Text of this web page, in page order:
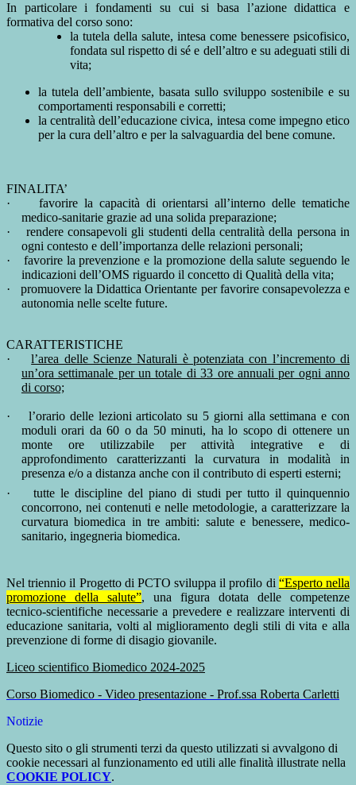
In particolare ifondamenti su cui si basa l’azione didattica e
formativa del corso sono:
la tutela della salute, intesa come benessere psicofisico,
fondata sul rispetto di sé e dell’altro e su adeguati stili di
vita;
la tutela dell’ambiente, basata sullo sviluppo sostenibile e su
comportamenti responsabili e corretti;
la centralità dell’educazione civica, intesa come impegno etico
per la cura dell’altro e per la salvaguardia del bene comune.
FINALITA’
·
favorire la capacità di orientarsi all’interno delle tematiche
medico-sanitarie grazie ad una solida preparazione;
·
rendere consapevoli gli studenti della centralità della persona in
ogni contesto e dell’importanza delle relazioni personali;
·
favorire la prevenzione e la promozione della salute seguendo le
indicazioni dell’OMS riguardo il concetto di Qualità della vita;
·
promuovere la Didattica Orientante per favorire consapevolezza e
autonomia nelle scelte future.
CARATTERISTICHE
·
l’area delle Scienze Naturali è potenziata con l’incremento di
un’ora settimanale per un totale di 33 ore annuali per ogni anno
di corso;
·
l’orario delle lezioni articolato su 5 giorni alla settimana e con
moduli orari da 60 o da 50 minuti, ha lo scopo di ottenere un
monte ore utilizzabile per attività integrative e di
approfondimento caratterizzanti la curvatura in modalità in
presenza e/o a distanza anche con il contributo di esperti esterni;
·
tutte le discipline del piano di studi per tutto il quinquennio
concorrono, nei contenuti e nelle metodologie, a caratterizzare la
curvatura biomedica in tre ambiti: salute e benessere, medico-
sanitario, ingegneria biomedica.
Nel triennio il Progetto di PCTO sviluppa il profilo di “Esperto nella
promozione della salute”, una figura dotata delle competenze
tecnico-scientifiche necessarie a prevedere e realizzare interventi di
educazione sanitaria, volti al miglioramento degli stili di vita e alla
prevenzione di forme di disagio giovanile.
Liceo scientifico Biomedico 2024-2025
Corso Biomedico - Video presentazione - Prof.ssa Roberta Carletti
Notizie
Questo sito o gli strumenti terzi da questo utilizzati si avvalgono di
cookie necessari al funzionamento ed utili alle finalità illustrate nella
COOKIE POLICY.